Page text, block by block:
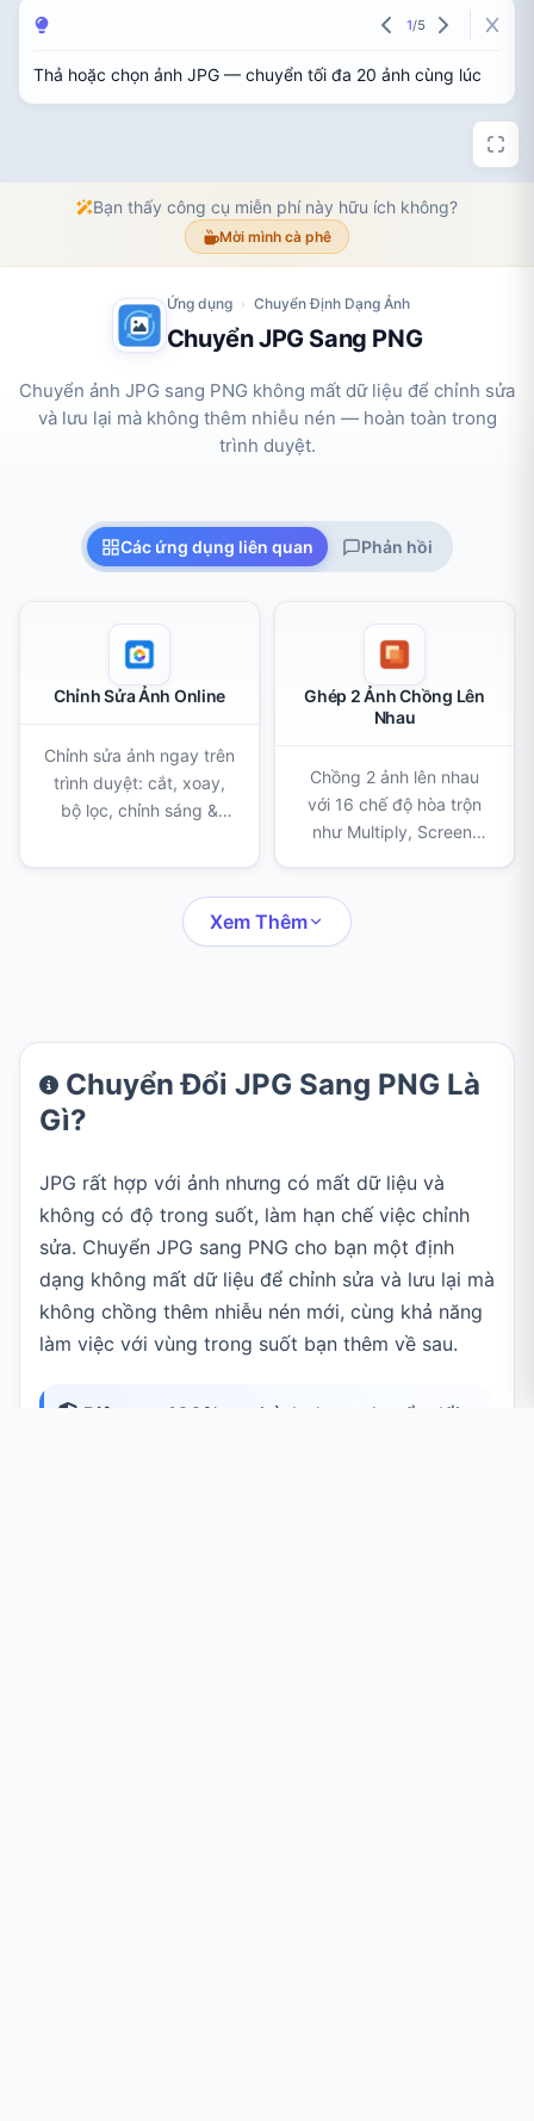
Ứng dụng › Chuyển Định Dạng Ảnh
Chuyển JPG Sang PNG
Chuyển ảnh JPG sang PNG không mất dữ liệu để chỉnh sửa
và lưu lại mà không thêm nhiễu nén — hoàn toàn trong
trình duyệt.
Chuyển Đổi JPG Sang PNG Là
Gì?
JPG rất hợp với ảnh nhưng có mất dữ liệu và
không có độ trong suốt, làm hạn chế việc chỉnh
sửa. Chuyển JPG sang PNG cho bạn một định
dạng không mất dữ liệu để chỉnh sửa và lưu lại mà
không chồng thêm nhiễu nén mới, cùng khả năng
làm việc với vùng trong suốt bạn thêm về sau.
Riêng tư 100%:
mọi ảnh được chuyển đổi
Thả hoặc chọn ảnh JPG — chuyển tối đa 20 ảnh cùng lúc
1/5
Bạn thấy công cụ miễn phí này hữu ích không?
Mời mình cà phê
Các ứng dụng liên quan Phản hồi
Chỉnh Sửa Ảnh Online
Chỉnh sửa ảnh ngay trên
trình duyệt: cắt, xoay,
bộ lọc, chỉnh sáng &
tẩy, sao chép điểm ảnh,
che thông tin, khung
viền, chữ, sticker và vẽ
Ghép 2 Ảnh Chồng Lên
Nhau
Chồng 2 ảnh lên nhau
với 16 chế độ hòa trộn
như Multiply, Screen,
JPEG hoặc WebP.
Xem Thêm